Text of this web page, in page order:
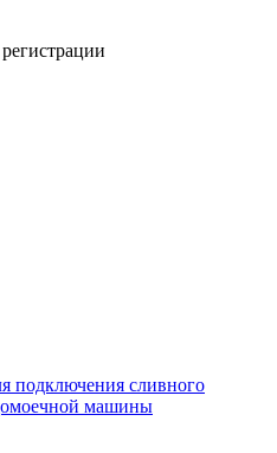
подключения сливного
машины